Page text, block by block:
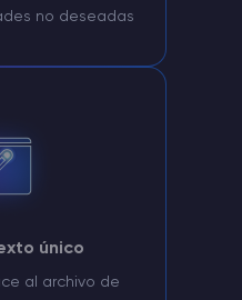
no deseadas
único
al archivo de